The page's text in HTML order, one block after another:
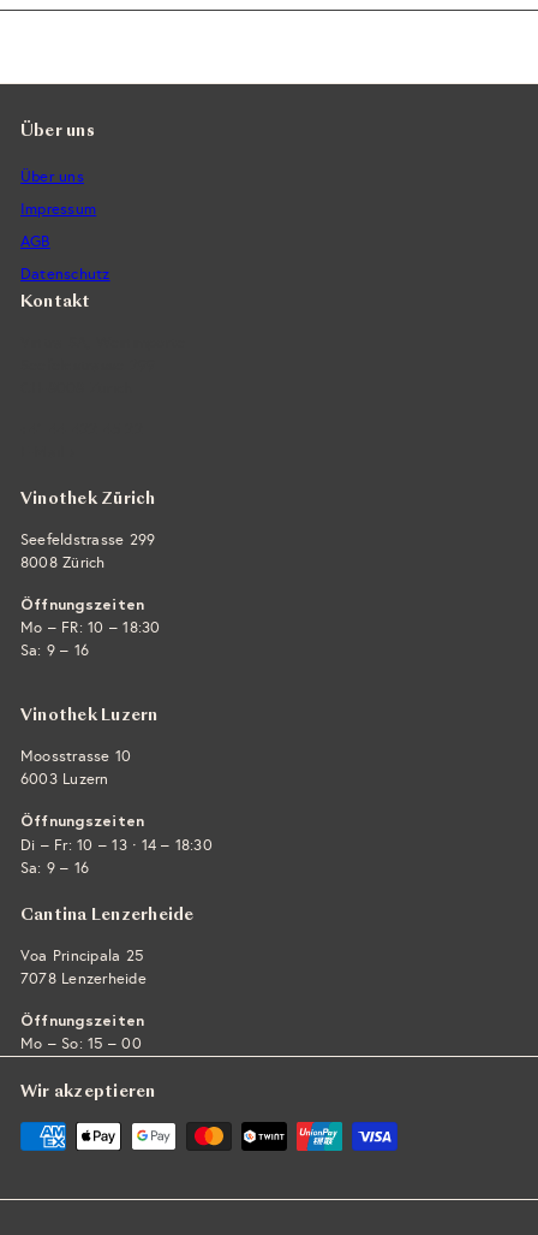
Über uns
Über uns
Impressum
AGB
Datenschutz
Kontakt
Vinothek Zürich
Seefeldstrasse 299
8008 Zürich
Öffnungszeiten
Mo – FR: 10 – 18:30
Sa: 9 – 16
Vinothek Luzern
Moosstrasse 10
6003 Luzern
Öffnungszeiten
Di – Fr: 10 – 13 · 14 – 18:30
Sa: 9 – 16
Cantina Lenzerheide
Voa Principala 25
7078 Lenzerheide
Öffnungszeiten
Mo – So: 15 – 00
Wir akzeptieren